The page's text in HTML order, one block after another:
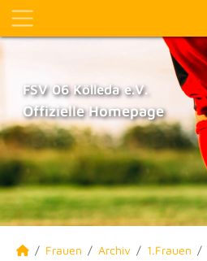
FSV 06 Kölleda e.V.
Offizielle Homepage
Frauen Archiv 1.Frauen